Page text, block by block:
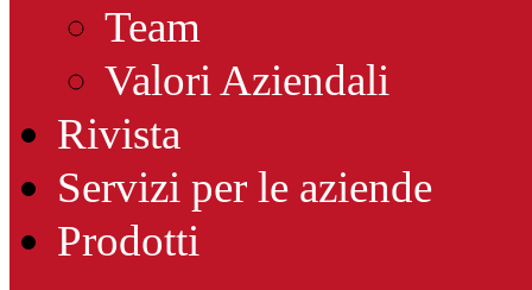
Team
Valori Aziendali
Rivista
Servizi per le aziende
Prodotti